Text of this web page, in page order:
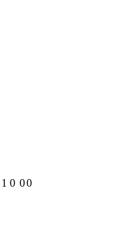
1 0 00